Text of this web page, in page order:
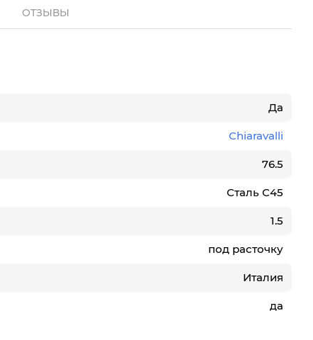
ОТЗЫВЫ
Да
Chiaravalli
76.5
Сталь С45
1.5
под расточку
Италия
да